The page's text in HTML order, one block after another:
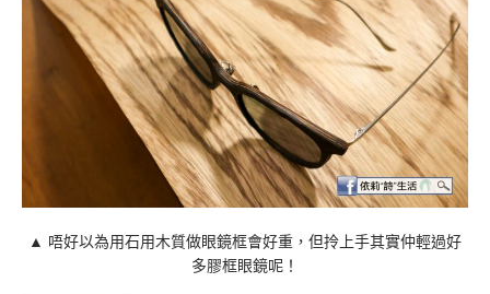
▲ 唔好以為用石用木質做眼鏡框會好重，但拎上手其實仲輕過好
多膠框眼鏡呢！